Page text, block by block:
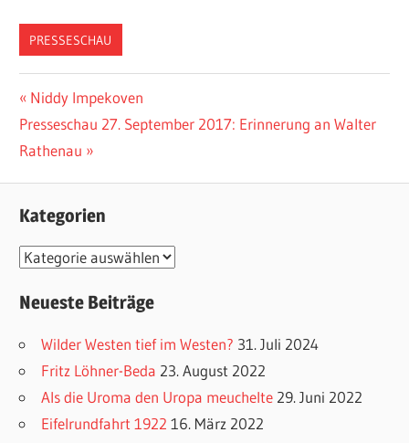
PRESSESCHAU
Beitragsnavigation
Vorheriger
Beitrag:
Niddy Impekoven
Nächster
Beitrag:
Presseschau 27. September 2017: Erinnerung an Walter
Rathenau
Kategorien
K
t
Neueste Beiträge
Wilder Westen tief im Westen? 31. Juli 2024
Fritz Löhner-Beda 23. August 2022
Als die Uroma den Uropa meuchelte 29. Juni 2022
Eifelrundfahrt 1922 16. März 2022